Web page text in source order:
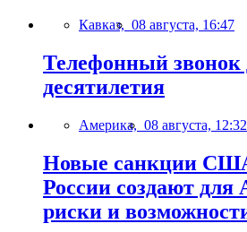
Кавказ, 08 августа, 16:47
Телефонный звонок
десятилетия
Америка, 08 августа, 12:32
Новые санкции
России создают для
риски и